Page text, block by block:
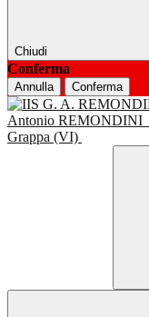
Chiudi
Conferma
Annulla Conferma
Antonio REMONDINI
Grappa (VI)